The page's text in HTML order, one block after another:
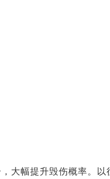
大幅提升毁伤概率。